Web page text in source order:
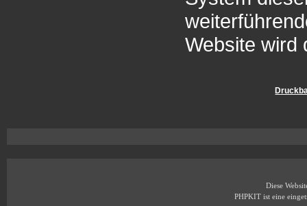
Website wird
Diese
PHPKIT ist eine